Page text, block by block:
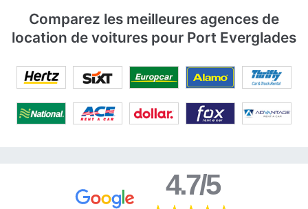
Comparez les meilleures agences de
location de voitures pour Port Everglades
4.7/5